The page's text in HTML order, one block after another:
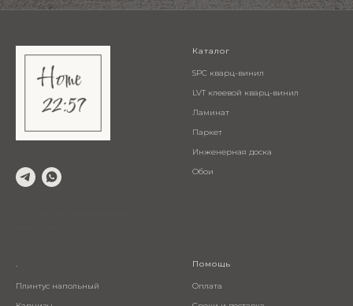
Каталог
SPC кварц-винил
LVT клеевой кварц-винил
Ламинат
Паркет
Инженерная доска
Обои
.
Плинтус напольный
Помощь
Оплата